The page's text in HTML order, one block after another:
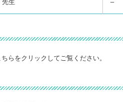
生 –
らをクリックしてご覧ください。